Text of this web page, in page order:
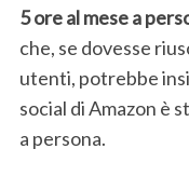
5 ore al mese a
che, se dovesse
utenti, potrebbe
social di Amazon è
a persona.